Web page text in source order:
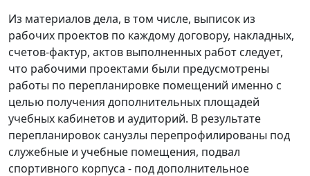
Из материалов дела, в том числе, выписок из
рабочих проектов по каждому договору, накладных,
счетов-фактур, актов выполненных работ следует,
что рабочими проектами были предусмотрены
работы по перепланировке помещений именно с
целью получения дополнительных площадей
учебных кабинетов и аудиторий. В результате
перепланировок санузлы перепрофилированы под
служебные и учебные помещения, подвал
спортивного корпуса - под дополнительное